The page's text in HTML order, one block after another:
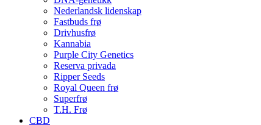
Nederlandsk lidenskap
Fastbuds frø
Drivhusfrø
Kannabia
Purple City Genetics
Reserva privada
Ripper Seeds
Royal Queen frø
Superfrø
T.H. Frø
CBD